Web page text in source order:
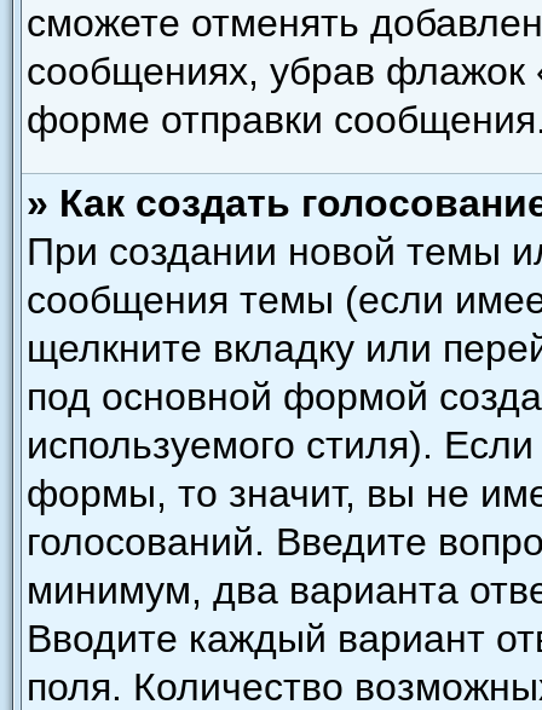
сможете отменять
сообщениях, убрав флажок
форме отправки
» Как создать
При создании новой темы
сообщения темы (если
щелкните вкладку или
под основной формой
используемого стиля).
формы, то значит, вы не
голосований. Введите
минимум, два варианта
Вводите каждый вариант
поля. Количество